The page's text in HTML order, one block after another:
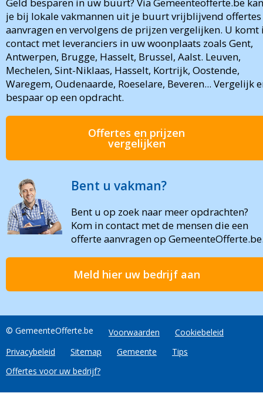
je bij lokale vakmannen uit je buurt vrijblijvend offertes
aanvragen en vervolgens de prijzen vergelijken. U komt
contact met leveranciers in uw woonplaats zoals Gent,
Antwerpen, Brugge, Hasselt, Brussel, Aalst. Leuven,
Mechelen, Sint-Niklaas, Hasselt, Kortrijk, Oostende,
Waregem, Oudenaarde, Roeselare, Beveren... Vergelijk
bespaar op een opdracht.
Offertes en prijzen
vergelijken
Bent u vakman?
Bent u op zoek naar meer opdrachten?
Kom in contact met de mensen die een
offerte aanvragen op
Meld hier uw bedrijf aan
© GemeenteOfferte.be Voorwaarden
Cookiebeleid
Privacybeleid
Sitemap Gemeente
Tips
Offertes voor uw bedrijf?